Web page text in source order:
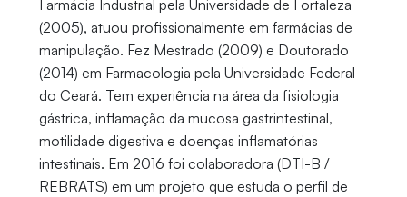
Farmácia Industrial pela Universidade de Fortaleza
(2005), atuou profissionalmente em farmácias de
manipulação. Fez Mestrado (2009) e Doutorado
(2014) em Farmacologia pela Universidade Federal
do Ceará. Tem experiência na área da fisiologia
gástrica, inflamação da mucosa gastrintestinal,
motilidade digestiva e doenças inflamatórias
intestinais. Em 2016 foi colaboradora (DTI-B /
REBRATS) em um projeto que estuda o perfil de